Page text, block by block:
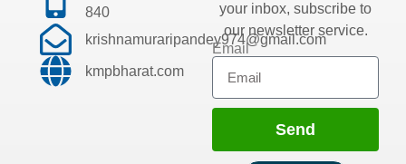
840
krishnamuraripandey974@gmail.com
kmpbharat.com
your inbox, subscribe to
our newsletter service.
Email
Send